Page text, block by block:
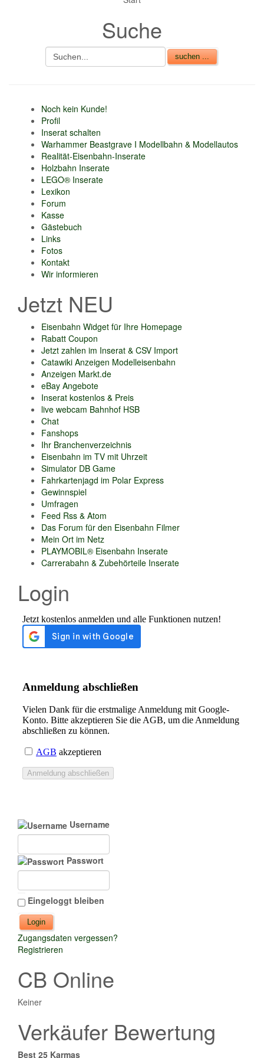
Suche
Noch kein Kunde!
Profil
Inserat schalten
Warhammer Beastgrave I Modellbahn & Modellautos
Realität-Eisenbahn-Inserate
Holzbahn Inserate
LEGO® Inserate
Lexikon
Forum
Kasse
Gästebuch
Links
Fotos
Kontakt
Wir informieren
Jetzt NEU
Eisenbahn Widget für Ihre Homepage
Rabatt Coupon
Jetzt zahlen im Inserat & CSV Import
Catawiki Anzeigen Modelleisenbahn
Anzeigen Markt.de
eBay Angebote
Inserat kostenlos & Preis
live webcam Bahnhof HSB
Chat
Fanshops
Ihr Branchenverzeichnis
Eisenbahn im TV mit Uhrzeit
Simulator DB Game
Fahrkartenjagd im Polar Express
Gewinnspiel
Umfragen
Feed Rss & Atom
Das Forum für den Eisenbahn Filmer
Mein Ort im Netz
PLAYMOBIL® Eisenbahn Inserate
Carrerabahn & Zubehörteile Inserate
Login
Username
Passwort
Eingeloggt bleiben
Zugangsdaten vergessen?
Registrieren
CB Online
Keiner
Verkäufer Bewertung
Best 25 Karmas